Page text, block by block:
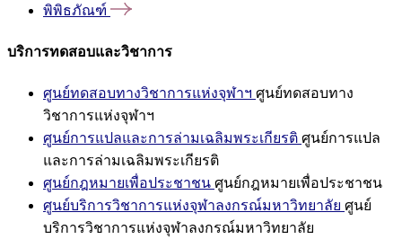
พิพิธภัณฑ์
บริการทดสอบและวิชาการ
ศูนย์ทดสอบทางวิชาการแห่งจุฬาฯ ศูนย์ทดสอบทาง
วิชาการแห่งจุฬาฯ
ศูนย์การแปลและการล่ามเฉลิมพระเกียรติ ศูนย์การแปล
และการล่ามเฉลิมพระเกียรติ
ศูนย์กฎหมายเพื่อประชาชน ศูนย์กฎหมายเพื่อประชาชน
ศูนย์บริการวิชาการแห่งจุฬาลงกรณ์มหาวิทยาลัย ศูนย์
บริการวิชาการแห่งจุฬาลงกรณ์มหาวิทยาลัย